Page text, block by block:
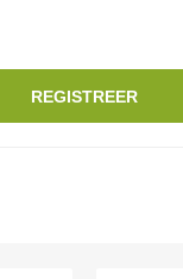
REGISTREER